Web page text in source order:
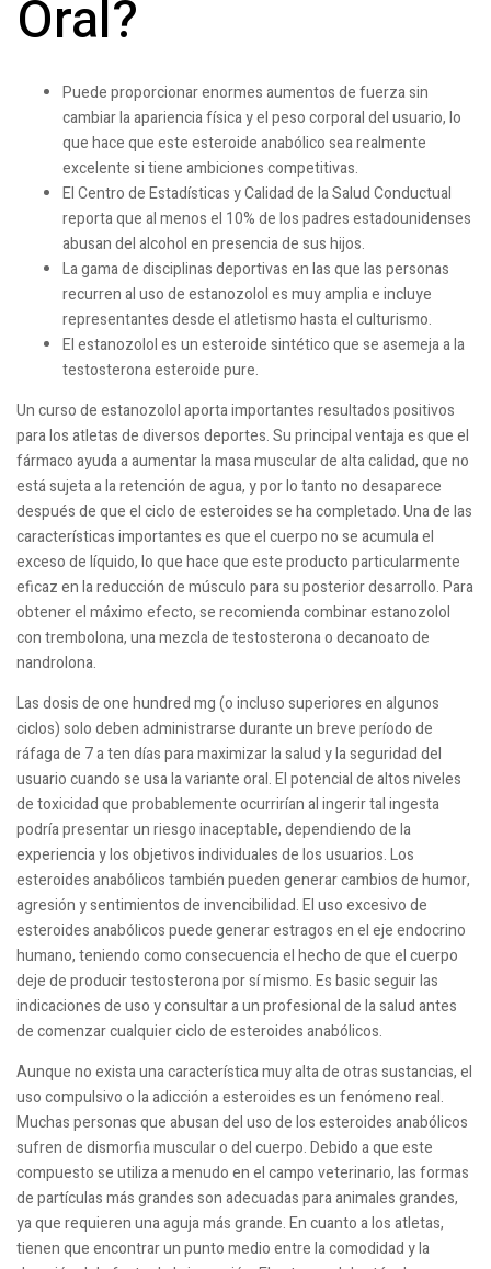
Oral?
Puede proporcionar enormes aumentos de fuerza sin
cambiar la apariencia física y el peso corporal del usuario, lo
que hace que este esteroide anabólico sea realmente
excelente si tiene ambiciones competitivas.
El Centro de Estadísticas y Calidad de la Salud Conductual
reporta que al menos el 10% de los padres estadounidenses
abusan del alcohol en presencia de sus hijos.
La gama de disciplinas deportivas en las que las personas
recurren al uso de estanozolol es muy amplia e incluye
representantes desde el atletismo hasta el culturismo.
El estanozolol es un esteroide sintético que se asemeja a la
testosterona esteroide pure.
Un curso de estanozolol aporta importantes resultados positivos
para los atletas de diversos deportes. Su principal ventaja es que el
fármaco ayuda a aumentar la masa muscular de alta calidad, que no
está sujeta a la retención de agua, y por lo tanto no desaparece
después de que el ciclo de esteroides se ha completado. Una de las
características importantes es que el cuerpo no se acumula el
exceso de líquido, lo que hace que este producto particularmente
eficaz en la reducción de músculo para su posterior desarrollo. Para
obtener el máximo efecto, se recomienda combinar estanozolol
con trembolona, una mezcla de testosterona o decanoato de
nandrolona.
Las dosis de one hundred mg (o incluso superiores en algunos
ciclos) solo deben administrarse durante un breve período de
ráfaga de 7 a ten días para maximizar la salud y la seguridad del
usuario cuando se usa la variante oral. El potencial de altos niveles
de toxicidad que probablemente ocurrirían al ingerir tal ingesta
podría presentar un riesgo inaceptable, dependiendo de la
experiencia y los objetivos individuales de los usuarios. Los
esteroides anabólicos también pueden generar cambios de humor,
agresión y sentimientos de invencibilidad. El uso excesivo de
esteroides anabólicos puede generar estragos en el eje endocrino
humano, teniendo como consecuencia el hecho de que el cuerpo
deje de producir testosterona por sí mismo. Es basic seguir las
indicaciones de uso y consultar a un profesional de la salud antes
de comenzar cualquier ciclo de esteroides anabólicos.
Aunque no exista una característica muy alta de otras sustancias, el
uso compulsivo o la adicción a esteroides es un fenómeno real.
Muchas personas que abusan del uso de los esteroides anabólicos
sufren de dismorfia muscular o del cuerpo. Debido a que este
compuesto se utiliza a menudo en el campo veterinario, las formas
de partículas más grandes son adecuadas para animales grandes,
ya que requieren una aguja más grande. En cuanto a los atletas,
tienen que encontrar un punto medio entre la comodidad y la